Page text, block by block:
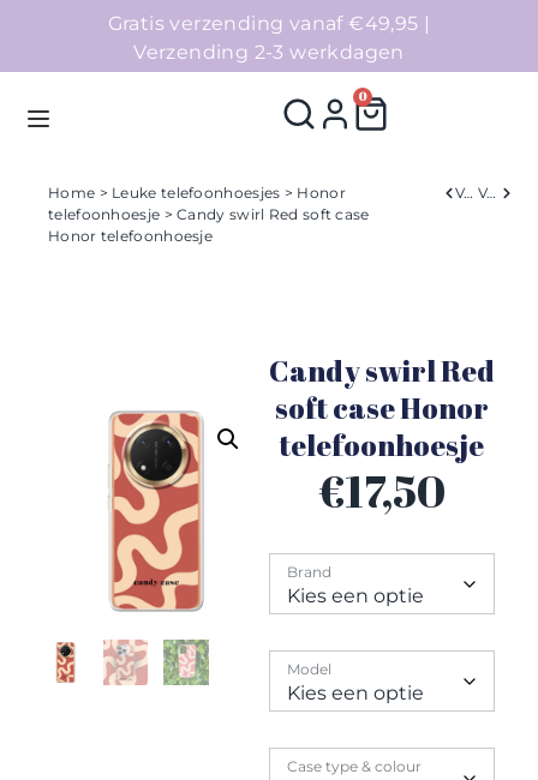
Gratis verzending vanaf €49,95 |
Verzending 2-3 werkdagen
0
Homepage
Collecties
Home > Leuke telefoonhoesjes > Honor
telefoonhoesje > Candy swirl Red soft case
Honor telefoonhoesje
Verleden Volgend
Candy swirl Red
soft case Honor
telefoonhoesje
€17,50
Brand
Model
Case type & colour